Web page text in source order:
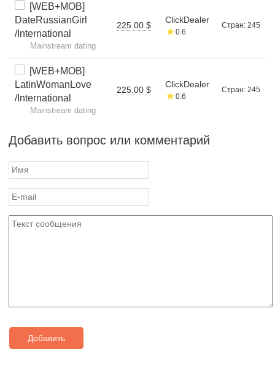
[WEB+MOB]
DateRussianGirl
/International
Mainstream dating
225.00 $
ClickDealer
0.6
Стран: 245
[WEB+MOB]
LatinWomanLove
/International
Mainstream dating
225.00 $
ClickDealer
0.6
Стран: 245
Добавить вопрос или комментарий
Добавить